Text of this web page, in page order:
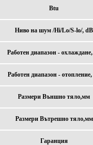
Btu
Ниво на шум /Hi/Lo/S-lo/, dB
Работен диапазон -
Работен диапазон - отопление,
Размери Външно тяло,мм
Размери Вътрешно тяло,мм
Гаранция